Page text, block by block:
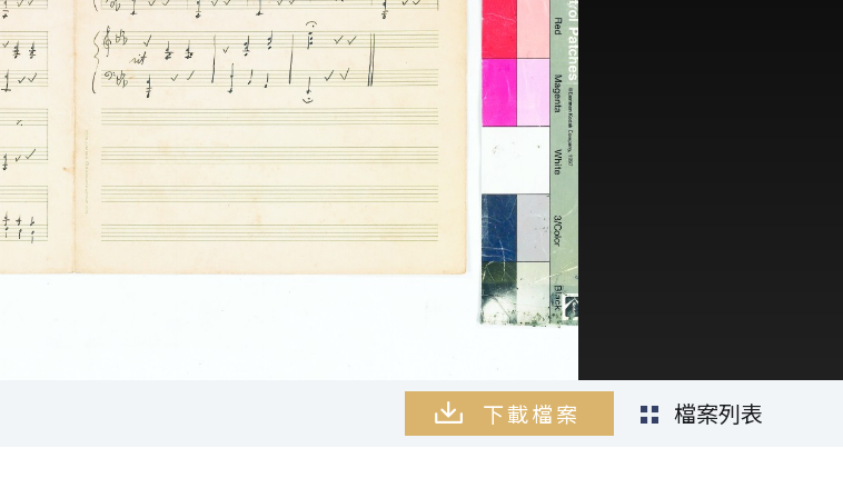
下載檔案 檔案列表